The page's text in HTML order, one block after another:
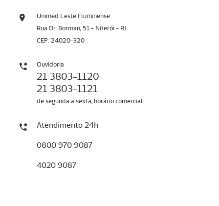
Unimed Leste Fluminense
Rua Dr. Borman, 51 - Niterói - RJ
CEP: 24020-320
Ouvidoria
21 3803-1120
21 3803-1121
de segunda a sexta, horário comercial
Atendimento 24h
0800 970 9087
4020 9087